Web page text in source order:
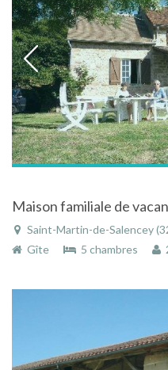
Saint-Martin-de-Salencey (32 km), Saône-
Gîte
5 chambres